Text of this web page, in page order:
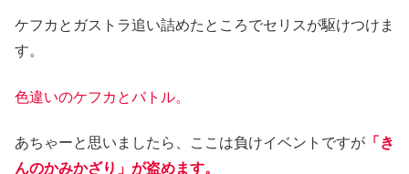
ケフカとガストラ追い詰めたところでセリスが駆けつけま
す。
色違いのケフカとバトル。
あちゃーと思いましたら、ここは負けイベントですが 「き
んのかみかざり」が盗めます。